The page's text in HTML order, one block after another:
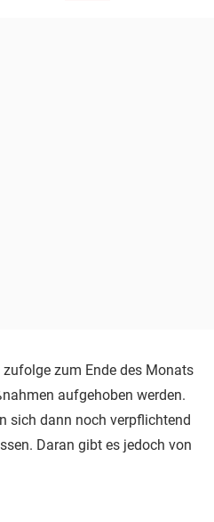
zum Ende des Monats
aufgehoben werden.
sich dann noch verpflichtend
Daran gibt es jedoch von